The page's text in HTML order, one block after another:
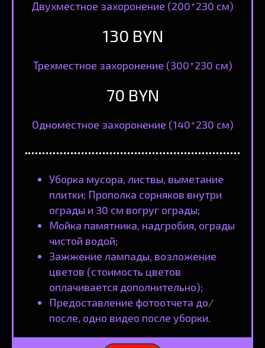
Двухместное захоронение (200*230 см)
130 BYN
Трехместное захоронение (300*230 см)
70 BYN
Одноместное захоронение (140*230 см)
Уборка мусора, листвы, выметание
плитки; Прополка сорняков внутри
ограды и 30 см вогруг ограды;
Мойка памятника, надгробия, ограды
чистой водой;
Зажжение лампады, возложение
цветов (стоимость цветов
оплачивается дополнительно);
Предоставление фотоотчета до/
после, одно видео после уборки.